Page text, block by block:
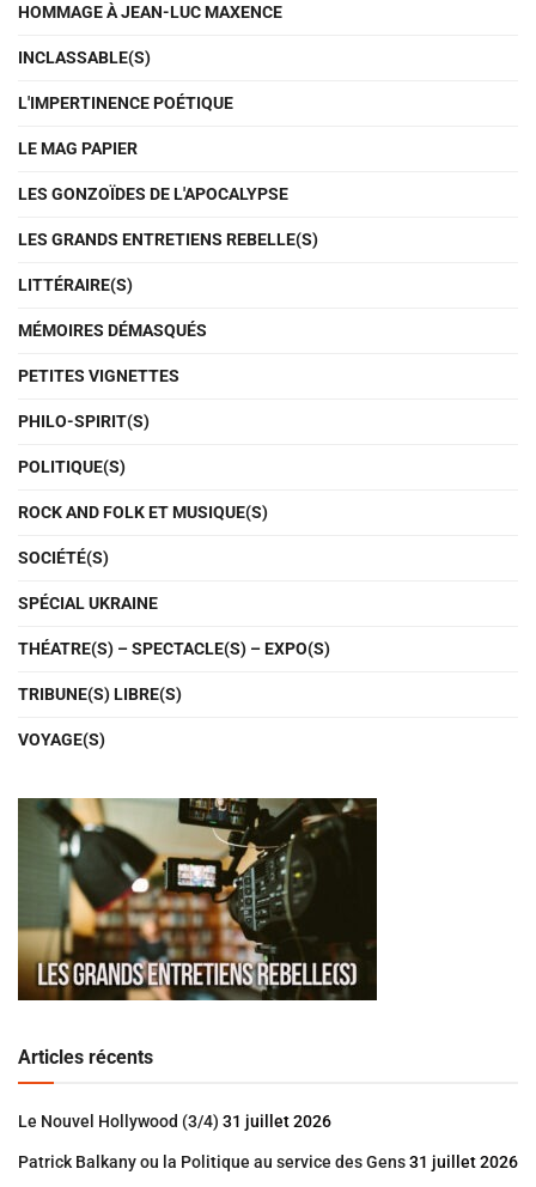
HOMMAGE À JEAN-LUC MAXENCE
INCLASSABLE(S)
L'IMPERTINENCE POÉTIQUE
LE MAG PAPIER
LES GONZOÏDES DE L'APOCALYPSE
LES GRANDS ENTRETIENS REBELLE(S)
LITTÉRAIRE(S)
MÉMOIRES DÉMASQUÉS
PETITES VIGNETTES
PHILO-SPIRIT(S)
POLITIQUE(S)
ROCK AND FOLK ET MUSIQUE(S)
SOCIÉTÉ(S)
SPÉCIAL UKRAINE
THÉATRE(S) – SPECTACLE(S) – EXPO(S)
TRIBUNE(S) LIBRE(S)
VOYAGE(S)
Articles récents
Le Nouvel Hollywood (3/4) 31 juillet 2026
Patrick Balkany ou la Politique au service des Gens31 juillet 2026